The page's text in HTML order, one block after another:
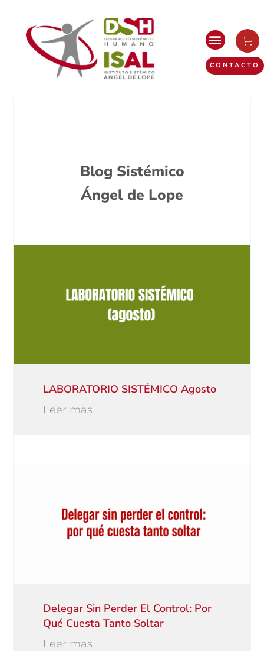
CONTACTO
Blog Sistémico
Ángel de Lope
LABORATORIO SISTÉMICO Agosto
Leer mas
Delegar Sin Perder El Control: Por
Qué Cuesta Tanto Soltar
Leer mas